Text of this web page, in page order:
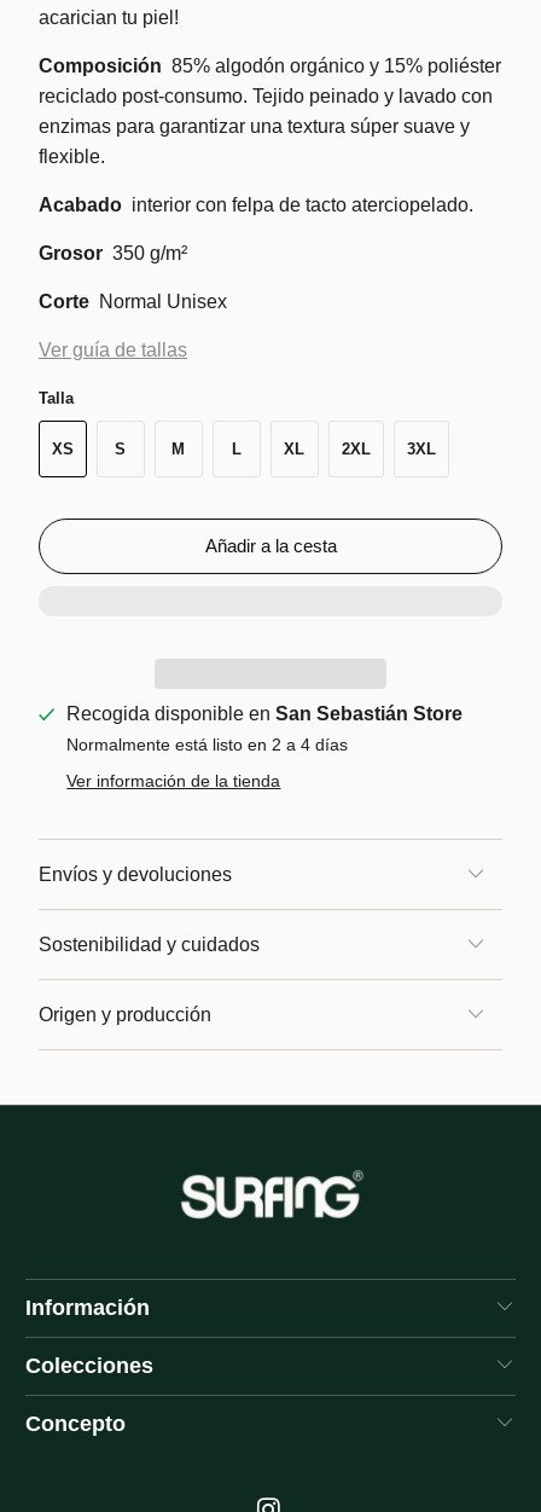
acarician tu piel!
Composición 85% algodón orgánico y 15% poliéster
reciclado post-consumo. Tejido peinado y lavado con
enzimas para garantizar una textura súper suave y
flexible.
Acabado interior con felpa de tacto aterciopelado.
Grosor 350 g/m²
CorteNormal Unisex
Ver guía de tallas
Talla
XS S M L XL 2XL 3XL
Añadir a la cesta
Recogida disponible enSan Sebastián Store
Normalmente está listo en 2 a 4 días
Ver información de la tienda
Envíos y devoluciones
Sostenibilidad y cuidados
Origen y producción
Información
Colecciones
Concepto